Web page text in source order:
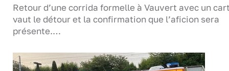
Retour d’une corrida formelle à Vauvert avec un
vaut le détour et la confirmation que l’aficion sera
présente.…